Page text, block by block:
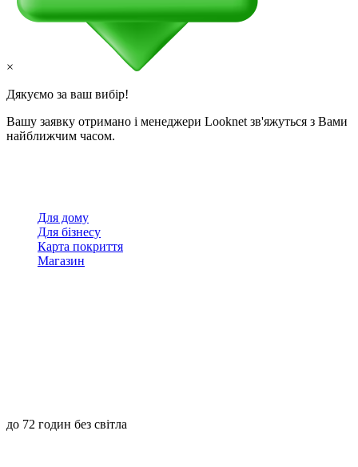
×
Дякуємо за ваш вибір!
Вашу заявку отримано і менеджери Looknet зв'яжуться з Вами
найближчим часом.
Для дому
Для бізнесу
Карта покриття
Магазин
до 72 годин без світла